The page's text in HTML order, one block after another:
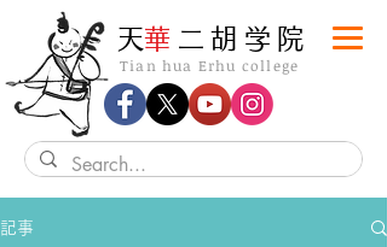
Tian hua Erhu college
​天華 二胡学院
記事